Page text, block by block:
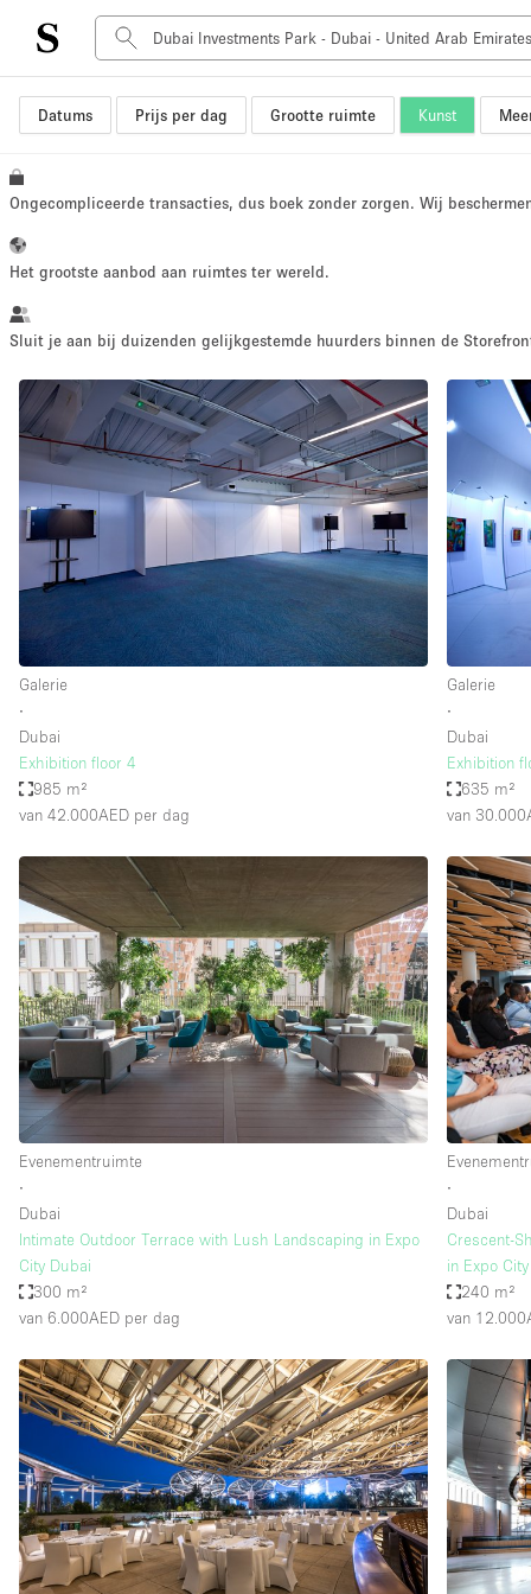
Datums Prijs per dag Grootte ruimte Kunst
Type ruimte Advertentieruimte
Boot
Kantoorruimte
Kraampje / Marktkraam
Markt / Festival
Overige
Vergaderruimte
Winkel delen
Dakterras
Elektriciteit
Grote entree
Industrieel
Kantoorbenodigdheden
Meubilair
Soundproof
Terrace
Toiletten
Tuin
Verwarming
Water Access
Ongecompliceerde transacties, dus boek zonder zorgen. Wij
Het grootste aanbod aan ruimtes ter wereld.
Sluit je aan bij duizenden gelijkgestemde huurders binnen de
Galerie
∙
Dubai
Exhibition floor 4
985 m²
van 42.000AED per dag
Galerie
∙
Dubai
Exhibition
635 m²
van
Evenementruimte
∙
Dubai
Intimate Outdoor Terrace with Lush Landscaping in Expo
City Dubai
300 m²
van 6.000AED per dag
∙
Dubai
Crescent-
in Expo
240 m²
van